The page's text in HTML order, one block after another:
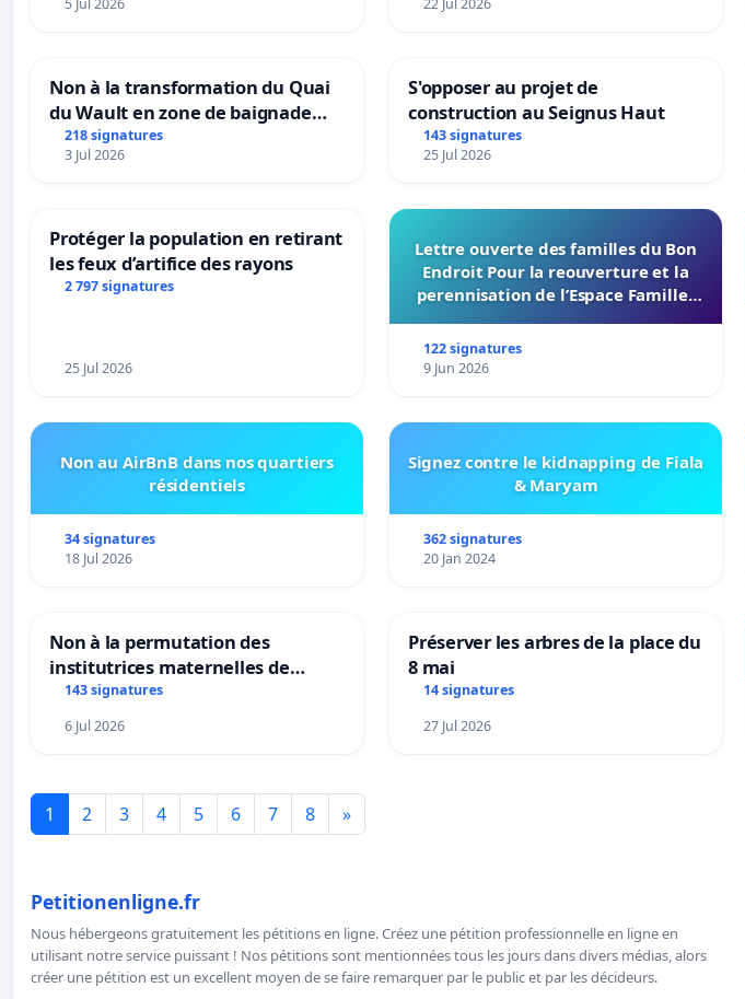
Non à la transformation du Quai
du Wault en zone de baignade
urbaine
218 signatures
3 Jul 2026
S'opposer au projet de
construction au Seignus Haut
143 signatures
25 Jul 2026
Protéger la population en retirant
les feux d’artifice des rayons
2 797 signatures
25 Jul 2026
Lettre ouverte des familles du Bon
Endroit Pour la reouverture et la
perennisation de l’Espace Familles
122 signatures
9 Jun 2026
Non au AirBnB dans nos quartiers
résidentiels
34 signatures
18 Jul 2026
Signez contre le kidnapping de Fiala
& Maryam
362 signatures
20 Jan 2024
Non à la permutation des
institutrices maternelles de
Bléharies et Laplaigne !
Préservons la stabilité de nos
enfants.
143 signatures
6 Jul 2026
Préserver les arbres de la place du
8 mai
14 signatures
27 Jul 2026
1 2 3 4 5 6 7 8 »
Petitionenligne.fr
Nous hébergeons gratuitement les pétitions en ligne. Créez une pétition professionnelle en ligne en
utilisant notre service puissant ! Nos pétitions sont mentionnées tous les jours dans divers médias, alors
créer une pétition est un excellent moyen de se faire remarquer par le public et par les décideurs.